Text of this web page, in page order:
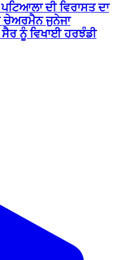
ਦੀ ਵਿਰਾਸਤ ਦਾ
ਜੁਨੇਜਾ
ਨੂੰ ਵਿਖਾਈ ਹਰਝੰਡੀ